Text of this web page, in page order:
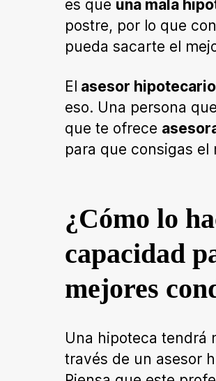
es que una mala
postre, por lo que
pueda sacarte el
El asesor
eso. Una persona
que te ofrece
para que consigas el
¿Cómo lo
capacidad
mejores
Una hipoteca tendrá
través de un asesor